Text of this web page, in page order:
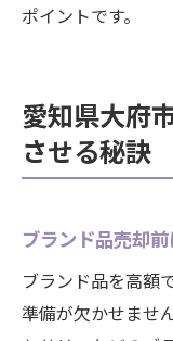
ポイントです。
愛知県大府
させる秘訣
ブランド品売却
ブランド品を高額
準備が欠かせませ